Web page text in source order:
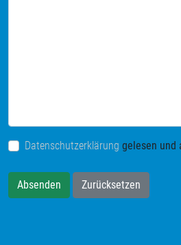
Datenschutzerklärung gelesen und
Absenden Zurücksetzen